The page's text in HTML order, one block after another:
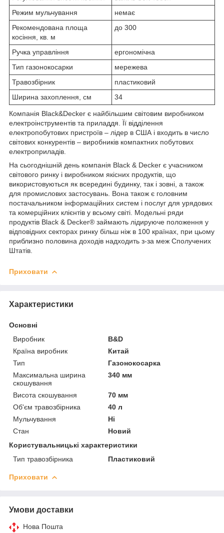
Режим мульчування
немає
Рекомендована площа
косіння, кв. м
до 300
Ручка управління
ергономічна
Тип газонокосарки
мережева
Травозбірник
пластиковий
Ширина захоплення, см
34
Компанія Black&Decker є найбільшим світовим виробником
електроінструментів та приладдя. Її відділення
електропобутових пристроїв – лідер в США і входить в число
світових конкурентів – виробників компактних побутових
електроприладів.
На сьогоднішній день компанія Black & Decker є учасником
світового ринку і виробником якісних продуктів, що
використовуються як всередині будинку, так і зовні, а також
для промислових застосувань. Вона також є головним
постачальником інформаційних систем і послуг для урядових
та комерційних клієнтів у всьому світі. Модельні ряди
продуктів Black & Decker® займають лідируюче положення у
відповідних секторах ринку більш ніж в 100 країнах, при цьому
приблизно половина доходів надходить з-за меж Сполучених
Штатів.
Приховати
Характеристики
Основні
Виробник
B&D
Країна виробник
Китай
Тип
Газонокосарка
Максимальна ширина
скошування
340 мм
Висота скошування
70 мм
Об'єм травозбірника
40 л
Мульчування
Ні
Стан
Новий
Користувальницькі характеристики
Тип травозбірника
Пластиковий
Приховати
Умови доставки
Нова Пошта